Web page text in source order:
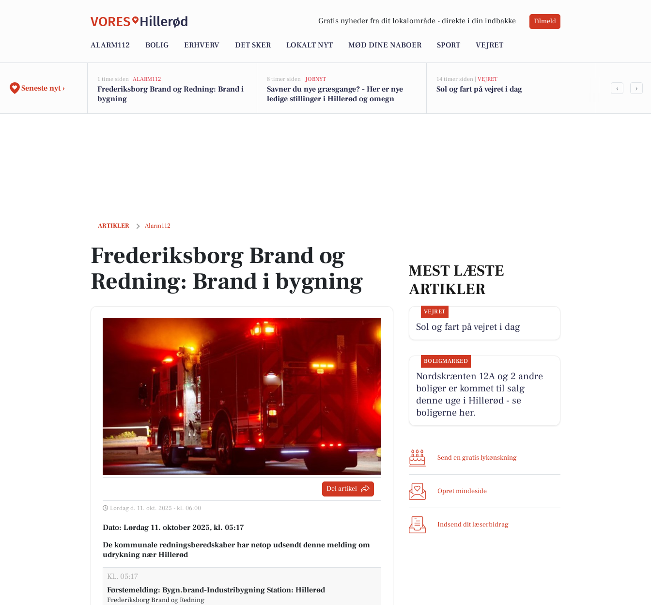
VORES Hillerød Gratis nyheder fra dit lokalområde - direkte i din indbakke Tilmeld
ALARM112 BOLIG ERHVERV DET SKER LOKALT NYT MØD DINE NABOER SPORT VEJRET
Seneste nyt ›
1 time siden | ALARM112
Frederiksborg Brand og Redning: Brand i
bygning
8 timer siden | JOBNYT
Savner du nye græsgange? - Her er nye
ledige stillinger i Hillerød og omegn
14 timer siden | VEJRET
Sol og fart på vejret i dag ‹ ›
ARTIKLER Alarm112
Frederiksborg Brand og Redning: Brand i bygning
Frederiksborg Brand og
Redning: Brand i bygning
Del artikel
Lørdag d. 11. okt. 2025 - kl. 06:00
Dato: Lørdag 11. oktober 2025, kl. 05:17
De kommunale redningsberedskaber har netop udsendt denne melding om
udrykning nær Hillerød
KL. 05:17
Førstemelding: Bygn.brand-Industribygning Station: Hillerød
Frederiksborg Brand og Redning
MEST LÆSTE
ARTIKLER
VEJRET
Sol og fart på vejret i dag
BOLIGMARKED
Nordskrænten 12A og 2 andre
boliger er kommet til salg
denne uge i Hillerød - se
boligerne her.
Send en gratis lykønskning
Opret mindeside
Indsend dit læserbidrag